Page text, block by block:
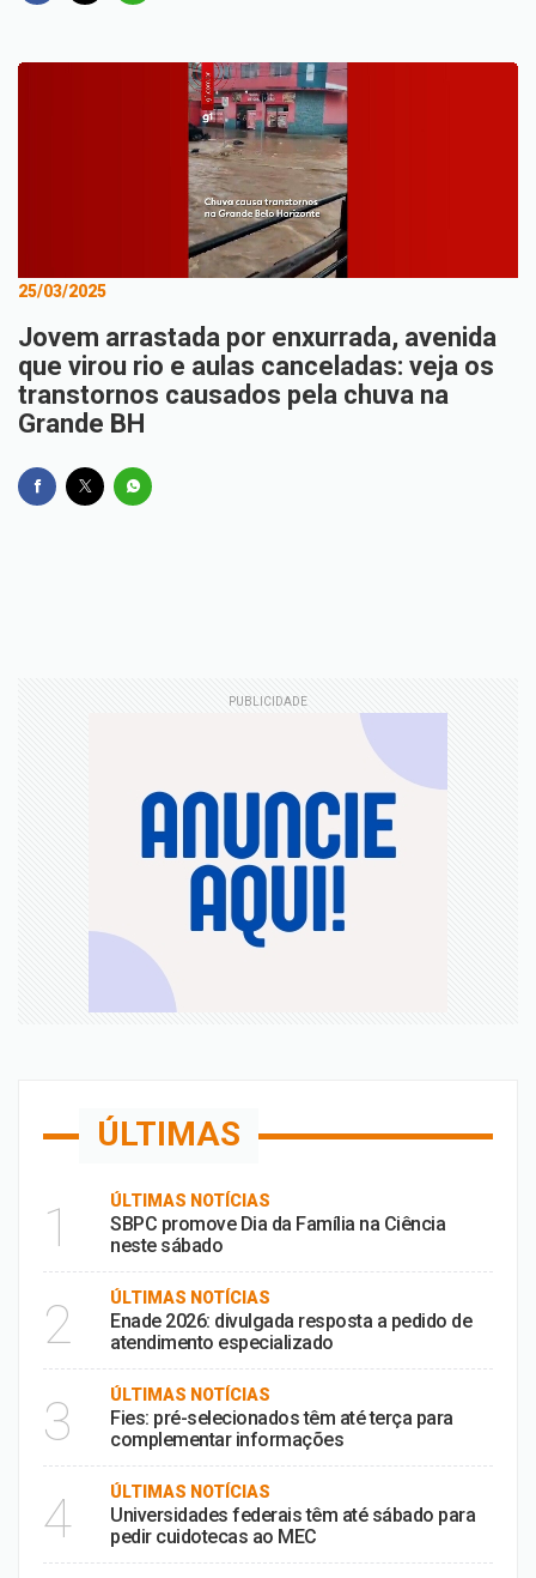
25/03/2025
Jovem arrastada por enxurrada, avenida
que virou rio e aulas canceladas: veja os
transtornos causados pela chuva na
Grande BH
PUBLICIDADE
ÚLTIMAS
1 ÚLTIMAS NOTÍCIAS
SBPC promove Dia da Família na Ciência
neste sábado
2 ÚLTIMAS NOTÍCIAS
Enade 2026: divulgada resposta a pedido de
atendimento especializado
3 ÚLTIMAS NOTÍCIAS
Fies: pré-selecionados têm até terça para
complementar informações
4 ÚLTIMAS NOTÍCIAS
Universidades federais têm até sábado para
pedir cuidotecas ao MEC